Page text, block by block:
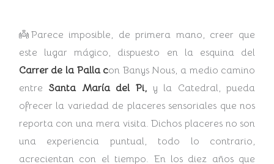
👼Parece imposible, de primera mano, creer que
este lugar mágico, dispuesto en la esquina del
Carrer de la Palla con Banys Nous, a medio camino
entre Santa María del Pi, y la Catedral, pueda
ofrecer la variedad de placeres sensoriales que nos
reporta con una mera visita. Dichos placeres no son
una experiencia puntual, todo lo contrario,
acrecientan con el tiempo. En los diez años que